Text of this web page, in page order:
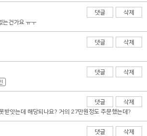
삭제
댓글
는건가요 ㅠㅜ
삭제
댓글
삭제
댓글
삭제
댓글
받앗는데 해당되나요? 거의 27만원정도 주문했는데?
삭제
댓글